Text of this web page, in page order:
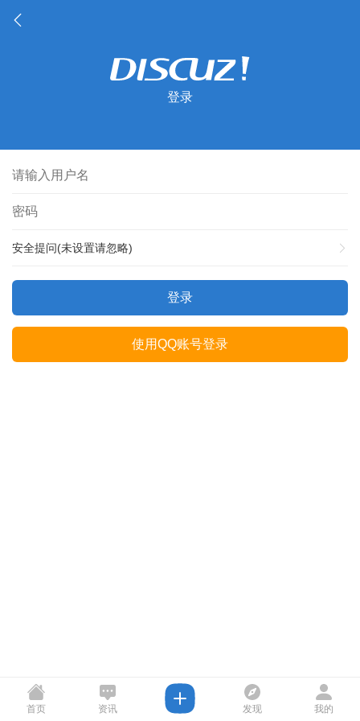
登录
安全提问(未设置请忽略)
登录
使用QQ账号登录
首页 资讯 发现 我的